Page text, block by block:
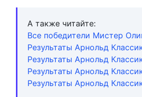
А также читайте:
Все победители Мистер
Результаты Арнольд
Результаты Арнольд
Результаты Арнольд
Результаты Арнольд